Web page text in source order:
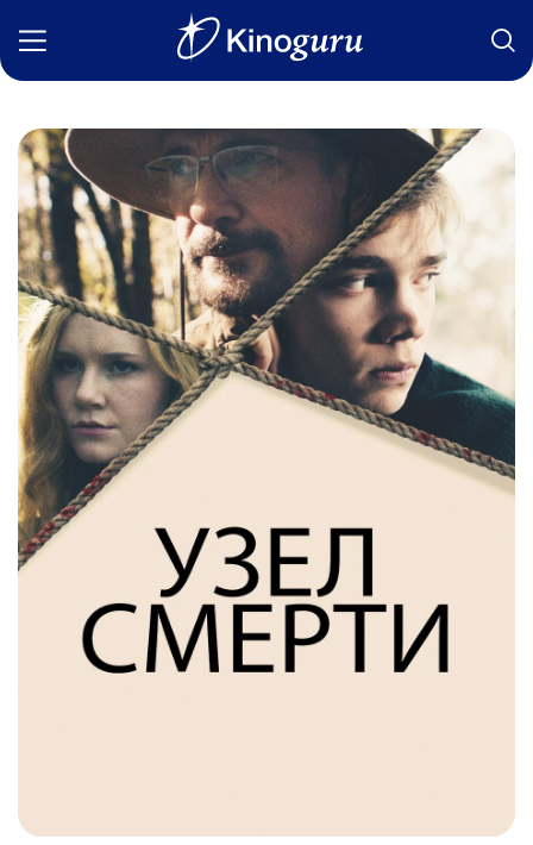
Фильмы
Статьи
Сериалы
Новости
Подборки
Рецензии
О нас
Авторы